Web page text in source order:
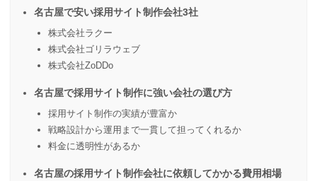
名古屋で安い採用サイト制作会社3社
株式会社ラクー
株式会社ゴリラウェブ
株式会社ZoDDo
名古屋で採用サイト制作に強い会社の選び方
採用サイト制作の実績が豊富か
戦略設計から運用まで一貫して担ってくれるか
料金に透明性があるか
名古屋の採用サイト制作会社に依頼してかかる費用相場